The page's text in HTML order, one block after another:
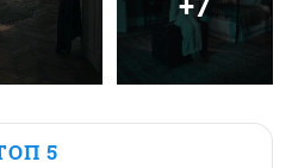
+7
5